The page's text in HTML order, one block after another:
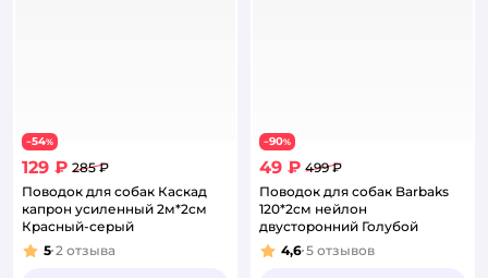
−54%
129 ₽ 285 ₽
Поводок для собак Каскад
капрон усиленный 2м*2см
Красный-серый
Рейтинг:
5 2 отзыва
−90%
49 ₽ 499 ₽
Поводок для собак Barbaks
120*2cм нейлон
двусторонний Голубой
Рейтинг:
4,6 5 отзывов